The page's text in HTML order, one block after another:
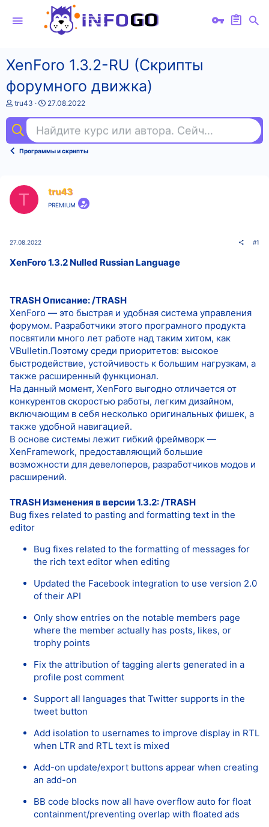
XenForo 1.3.2-RU (Скрипты
форумного движка)
А
т
о
т
tru43
Д
а
н
а
а
27.08.2022
Найдите курс или автора. Сейчас ищут
Программы и скрипты
T tru43
PREMIUM
27.08.2022 #1
XenForo 1.3.2 Nulled Russian Language
TRASH Описание: /TRASH
XenForo — это быстрая и удобная система управления
форумом. Разработчики этого програмного продукта
посвятили много лет работе над таким хитом, как
VBulletin.Поэтому среди приоритетов: высокое
быстродействие, устойчивость к большим нагрузкам, а
также расширенный функционал.
На данный момент, XenForo выгодно отличается от
конкурентов скоростью работы, легким дизайном,
включающим в себя несколько оригинальных фишек, а
также удобной навигацией.
В основе системы лежит гибкий фреймворк —
XenFramework, предоставляющий большие
возможности для девелоперов, разработчиков модов и
расширений.
TRASH Изменения в версии 1.3.2: /TRASH
Bug fixes related to pasting and formatting text in the
editor
Bug fixes related to the formatting of messages for
the rich text editor when editing
Updated the Facebook integration to use version 2.0
of their API
Only show entries on the notable members page
where the member actually has posts, likes, or
trophy points
Fix the attribution of tagging alerts generated in a
profile post comment
Support all languages that Twitter supports in the
tweet button
Add isolation to usernames to improve display in RTL
when LTR and RTL text is mixed
Add-on update/export buttons appear when creating
an add-on
BB code blocks now all have overflow auto for float
containment/preventing overlap with floated ads